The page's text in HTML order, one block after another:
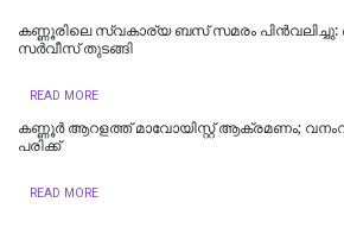
കണ്ണൂരിലെ സ്വകാര്യ ബസ് സമരം
സർവീസ് തുടങ്ങി
READ MORE
കണ്ണൂർ ആറളത്ത് മാവോയിസ്റ്റ് ആക്രമണം;
പരിക്ക്
READ MORE